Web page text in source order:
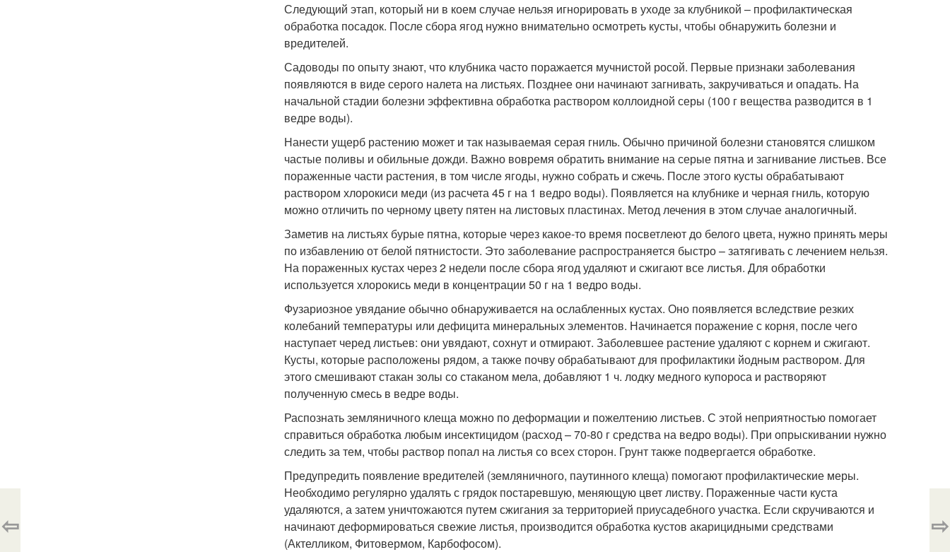
Следующий этап, который ни в коем случае нельзя игнорировать в уходе за клубникой – профилактическая
обработка посадок. После сбора ягод нужно внимательно осмотреть кусты, чтобы обнаружить болезни и
вредителей.
Садоводы по опыту знают, что клубника часто поражается мучнистой росой. Первые признаки заболевания
появляются в виде серого налета на листьях. Позднее они начинают загнивать, закручиваться и опадать. На
начальной стадии болезни эффективна обработка раствором коллоидной серы (100 г вещества разводится в 1
ведре воды).
Нанести ущерб растению может и так называемая серая гниль. Обычно причиной болезни становятся слишком
частые поливы и обильные дожди. Важно вовремя обратить внимание на серые пятна и загнивание листьев. Все
пораженные части растения, в том числе ягоды, нужно собрать и сжечь. После этого кусты обрабатывают
раствором хлорокиси меди (из расчета 45 г на 1 ведро воды). Появляется на клубнике и черная гниль, которую
можно отличить по черному цвету пятен на листовых пластинах. Метод лечения в этом случае аналогичный.
Заметив на листьях бурые пятна, которые через какое-то время посветлеют до белого цвета, нужно принять меры
по избавлению от белой пятнистости. Это заболевание распространяется быстро – затягивать с лечением нельзя.
На пораженных кустах через 2 недели после сбора ягод удаляют и сжигают все листья. Для обработки
используется хлорокись меди в концентрации 50 г на 1 ведро воды.
Фузариозное увядание обычно обнаруживается на ослабленных кустах. Оно появляется вследствие резких
колебаний температуры или дефицита минеральных элементов. Начинается поражение с корня, после чего
наступает черед листьев: они увядают, сохнут и отмирают. Заболевшее растение удаляют с корнем и сжигают.
Кусты, которые расположены рядом, а также почву обрабатывают для профилактики йодным раствором. Для
этого смешивают стакан золы со стаканом мела, добавляют 1 ч. лодку медного купороса и растворяют
полученную смесь в ведре воды.
Распознать земляничного клеща можно по деформации и пожелтению листьев. С этой неприятностью помогает
справиться обработка любым инсектицидом (расход – 70-80 г средства на ведро воды). При опрыскивании нужно
следить за тем, чтобы раствор попал на листья со всех сторон. Грунт также подвергается обработке.
Предупредить появление вредителей (земляничного, паутинного клеща) помогают профилактические меры.
Необходимо регулярно удалять с грядок постаревшую, меняющую цвет листву. Пораженные части куста
удаляются, а затем уничтожаются путем сжигания за территорией приусадебного участка. Если скручиваются и
начинают деформироваться свежие листья, производится обработка кустов акарицидными средствами
(Актелликом, Фитовермом, Карбофосом).
⇦ ⇨